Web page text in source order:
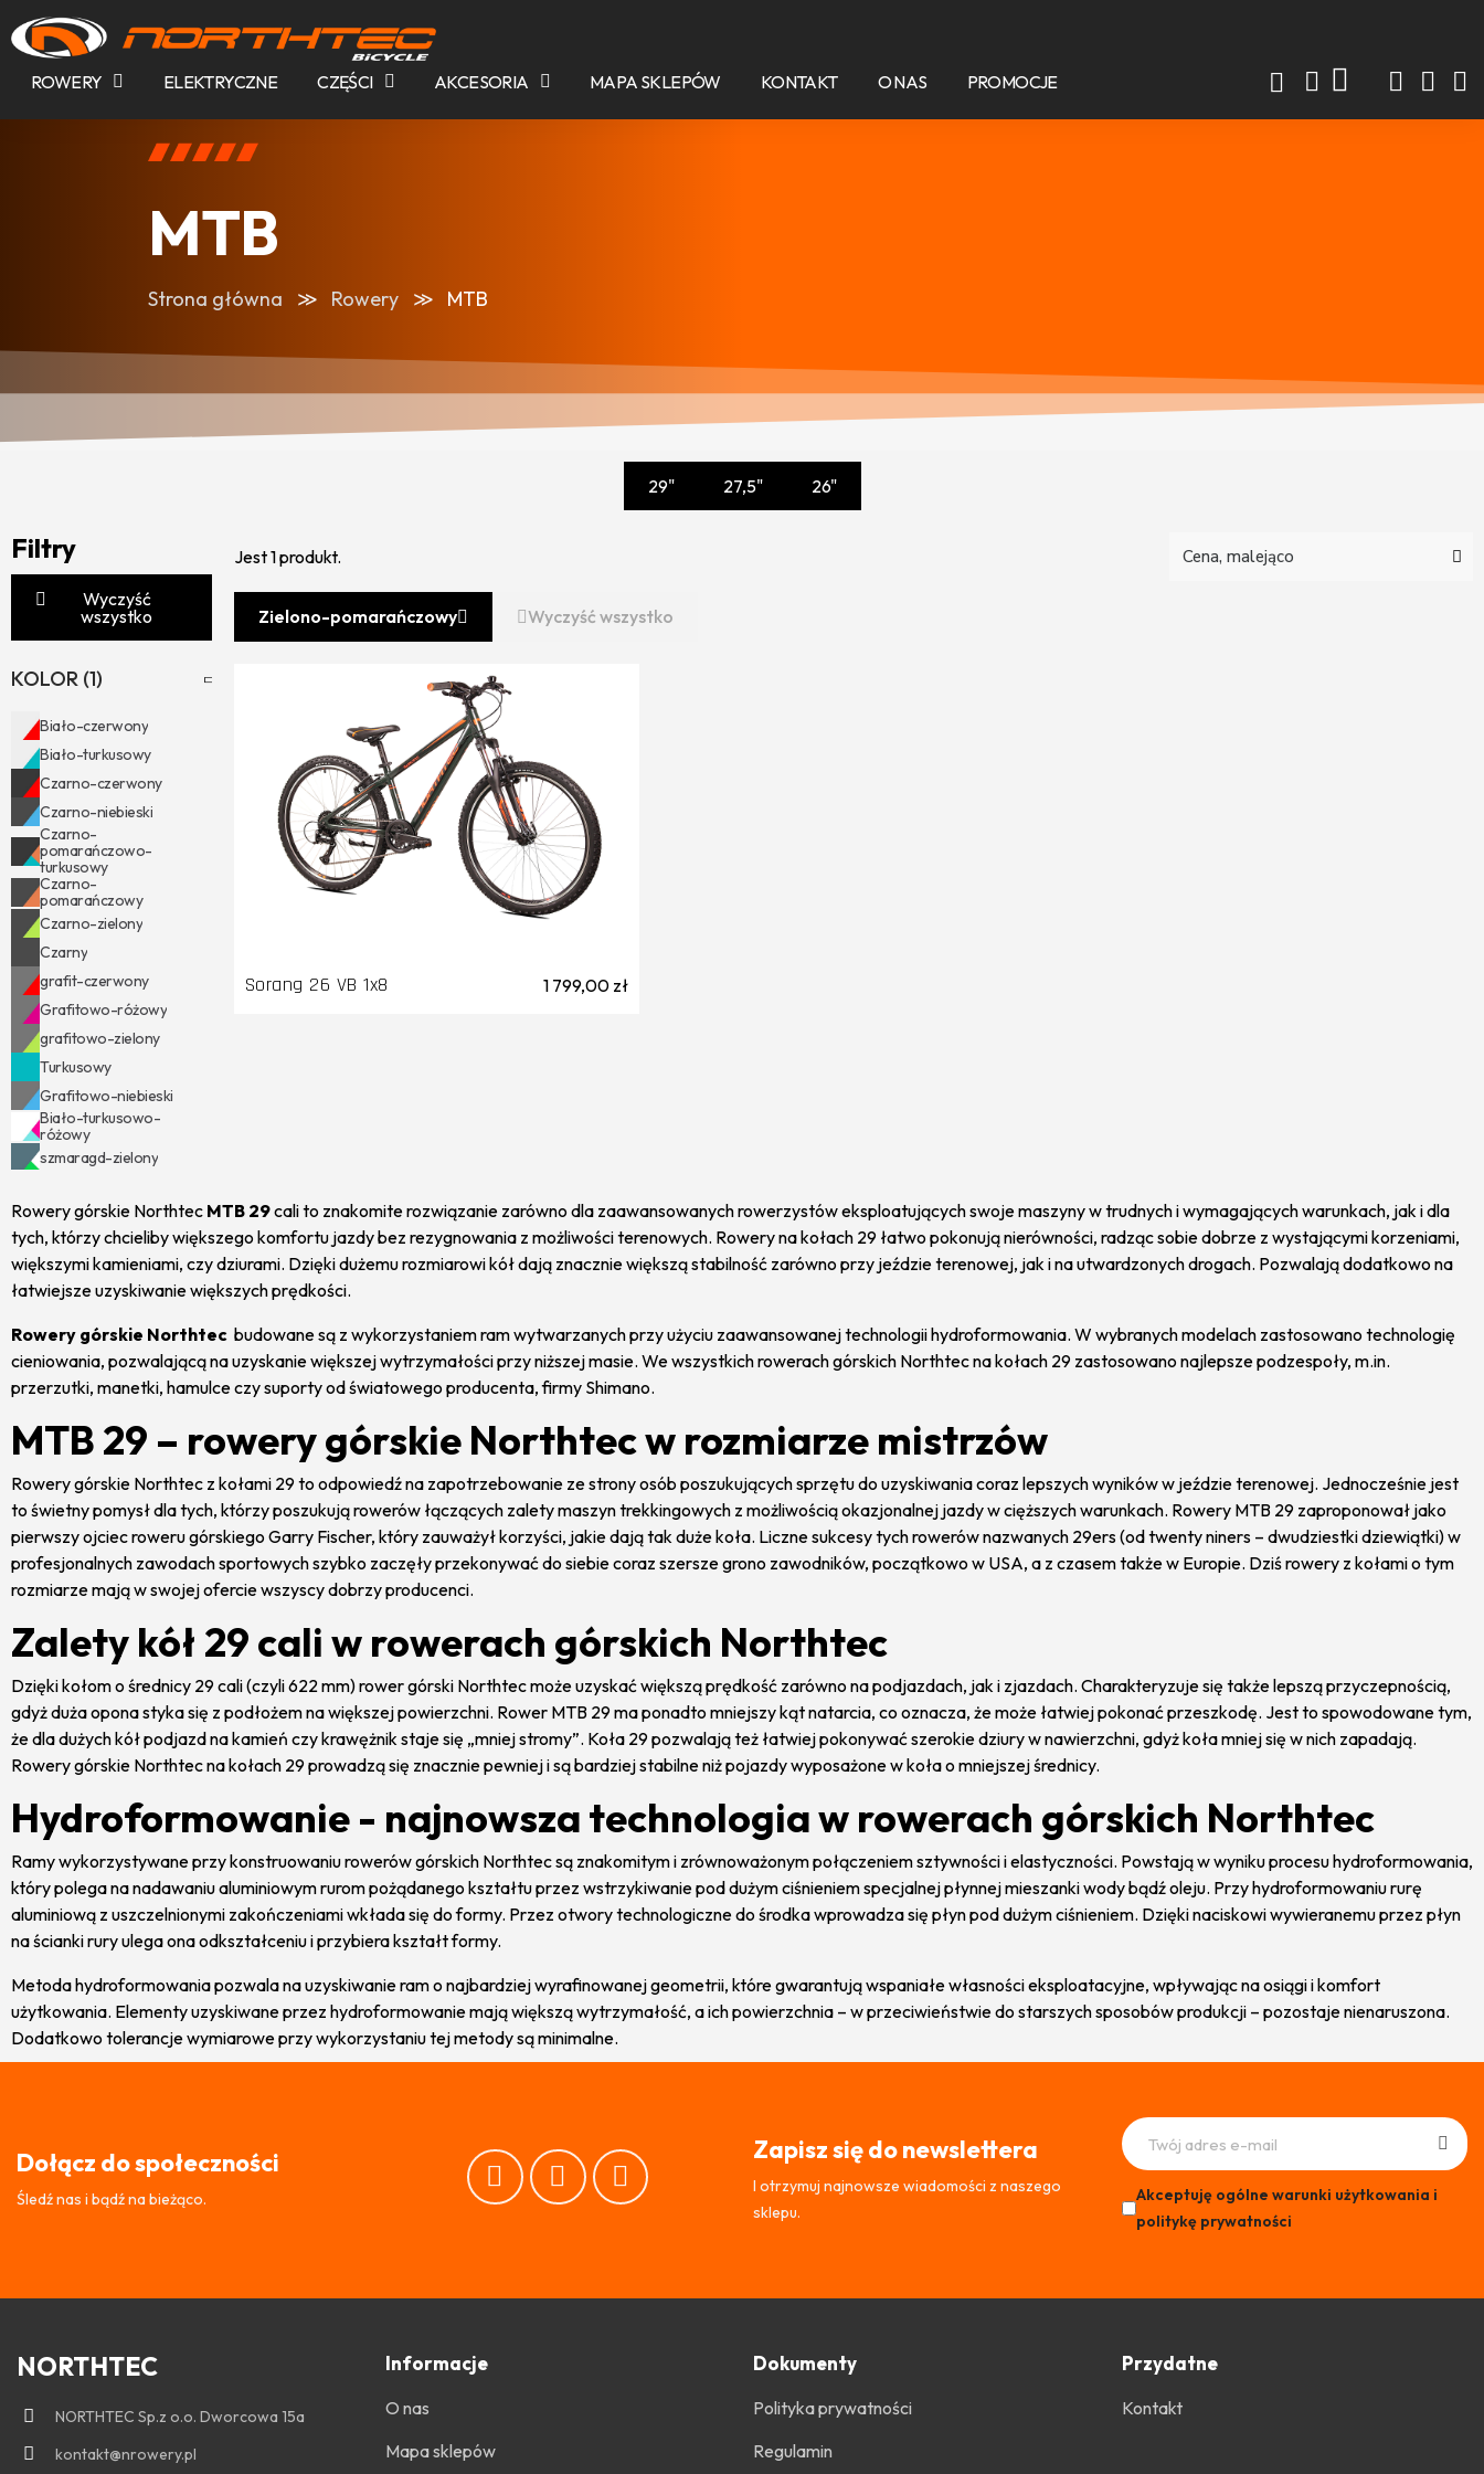
ROWERY ELEKTRYCZNE CZĘŚCI AKCESORIA MAPA SKLEPÓW KONTAKT O NAS PROMOCJE
MTB
Strona główna Rowery MTB
29" 27,5" 26"
Filtry
Wyczyść
wszystko
KOLOR
Biało-czerwony
Biało-turkusowy
Czarno-czerwony
Czarno-niebieski
Czarno-
pomarańczowo-
turkusowy
Czarno-
pomarańczowy
Czarno-zielony
Czarny
grafit-czerwony
Grafitowo-różowy
grafitowo-zielony
Turkusowy
Grafitowo-niebieski
Biało-turkusowo-
różowy
szmaragd-zielony
niebiesko-zielony
Khaki-pomarańcz
FIoletowo-zielony
Grafitowo-czarno-
niebiesko-czerwony
Błękitny
Zielono-
pomarańczowy
Khaki
zielono-złoty
grantowo-czerwony
wrzosowo-różowy
Szaro-różowy
turkusowo-czarny
Żółty
Jest 1 produkt.
Zielono-pomarańczowy Wyczyść wszystko
Sorang 26 VB 1x8 1 799,00 zł
Rowery górskie Northtec MTB 29cali to znakomite rozwiązanie zarówno dla zaawansowanych rowerzystów eksploatujących swoje maszyny w trudnych i wymagających warunkach, jak i dla
tych, którzy chcieliby większego komfortu jazdy bez rezygnowania z możliwości terenowych. Rowery na kołach 29 łatwo pokonują nierówności, radząc sobie dobrze z wystającymi korzeniami,
większymi kamieniami, czy dziurami. Dzięki dużemu rozmiarowi kół dają znacznie większą stabilność zarówno przy jeździe terenowej, jak i na utwardzonych drogach. Pozwalają dodatkowo na
łatwiejsze uzyskiwanie większych prędkości.
Rowery górskie Northtec budowane są z wykorzystaniem ram wytwarzanych przy użyciu zaawansowanej technologii hydroformowania. W wybranych modelach zastosowano technologię
cieniowania, pozwalającą na uzyskanie większej wytrzymałości przy niższej masie. We wszystkich rowerach górskich Northtec na kołach 29 zastosowano najlepsze podzespoły, m.in.
przerzutki, manetki, hamulce czy suporty od światowego producenta, firmy Shimano.
MTB 29 – rowery górskie Northtec w rozmiarze mistrzów
Rowery górskie Northtec z kołami 29 to odpowiedź na zapotrzebowanie ze strony osób poszukujących sprzętu do uzyskiwania coraz lepszych wyników w jeździe terenowej. Jednocześnie jest
to świetny pomysł dla tych, którzy poszukują rowerów łączących zalety maszyn trekkingowych z możliwością okazjonalnej jazdy w cięższych warunkach. Rowery MTB 29 zaproponował jako
pierwszy ojciec roweru górskiego Garry Fischer, który zauważył korzyści, jakie dają tak duże koła. Liczne sukcesy tych rowerów nazwanych 29ers (od twenty niners – dwudziestki dziewiątki) w
profesjonalnych zawodach sportowych szybko zaczęły przekonywać do siebie coraz szersze grono zawodników, początkowo w USA, a z czasem także w Europie. Dziś rowery z kołami o tym
rozmiarze mają w swojej ofercie wszyscy dobrzy producenci.
Zalety kół 29 cali w rowerach górskich Northtec
Dzięki kołom o średnicy 29 cali (czyli 622 mm) rower górski Northtec może uzyskać większą prędkość zarówno na podjazdach, jak i zjazdach. Charakteryzuje się także lepszą przyczepnością,
gdyż duża opona styka się z podłożem na większej powierzchni. Rower MTB 29 ma ponadto mniejszy kąt natarcia, co oznacza, że może łatwiej pokonać przeszkodę. Jest to spowodowane tym,
że dla dużych kół podjazd na kamień czy krawężnik staje się „mniej stromy”. Koła 29 pozwalają też łatwiej pokonywać szerokie dziury w nawierzchni, gdyż koła mniej się w nich zapadają.
Rowery górskie Northtec na kołach 29 prowadzą się znacznie pewniej i są bardziej stabilne niż pojazdy wyposażone w koła o mniejszej średnicy.
Hydroformowanie - najnowsza technologia w rowerach górskich Northtec
Ramy wykorzystywane przy konstruowaniu rowerów górskich Northtec są znakomitym i zrównoważonym połączeniem sztywności i elastyczności. Powstają w wyniku procesu hydroformowania,
który polega na nadawaniu aluminiowym rurom pożądanego kształtu przez wstrzykiwanie pod dużym ciśnieniem specjalnej płynnej mieszanki wody bądź oleju. Przy hydroformowaniu rurę
aluminiową z uszczelnionymi zakończeniami wkłada się do formy. Przez otwory technologiczne do środka wprowadza się płyn pod dużym ciśnieniem. Dzięki naciskowi wywieranemu przez płyn
na ścianki rury ulega ona odkształceniu i przybiera kształt formy.
Metoda hydroformowania pozwala na uzyskiwanie ram o najbardziej wyrafinowanej geometrii, które gwarantują wspaniałe własności eksploatacyjne, wpływając na osiągi i komfort
użytkowania. Elementy uzyskiwane przez hydroformowanie mają większą wytrzymałość, a ich powierzchnia – w przeciwieństwie do starszych sposobów produkcji – pozostaje nienaruszona.
Dodatkowo tolerancje wymiarowe przy wykorzystaniu tej metody są minimalne.
Dołącz do społeczności
Śledź nas i bądź na bieżąco.
Zapisz się do newslettera
I otrzymuj najnowsze wiadomości z naszego
sklepu.
Akceptuję ogólne warunki użytkowania i
politykę prywatności
NORTHTEC
NORTHTEC Sp.z o.o. Dworcowa 15a
kontakt@nrowery.pl
Informacje
O nas
Mapa sklepów
Dokumenty
Polityka prywatności
Regulamin
Przydatne
Kontakt